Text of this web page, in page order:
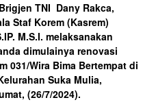
TNI Dany Rakca,
Staf Korem (Kasrem)
M.S.I. melaksanakan
dimulainya renovasi
031/Wira Bima Bertempat di
Suka Mulia,
(26/7/2024).